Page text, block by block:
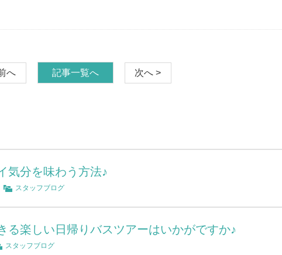
へ 記事一覧へ 次へ >
気分を味わう方法♪
スタッフブログ
る楽しい日帰りバスツアーはいかがですか♪
スタッフブログ